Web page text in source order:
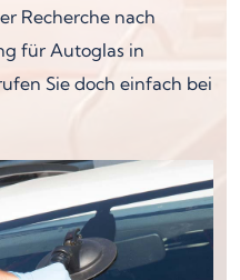
Recherche nach
für Autoglas in
Sie doch einfach bei